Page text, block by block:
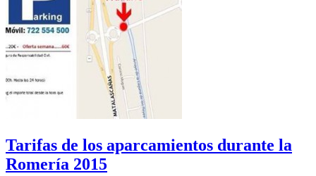
Tarifas de los aparcamientos durante la
Romería 2015